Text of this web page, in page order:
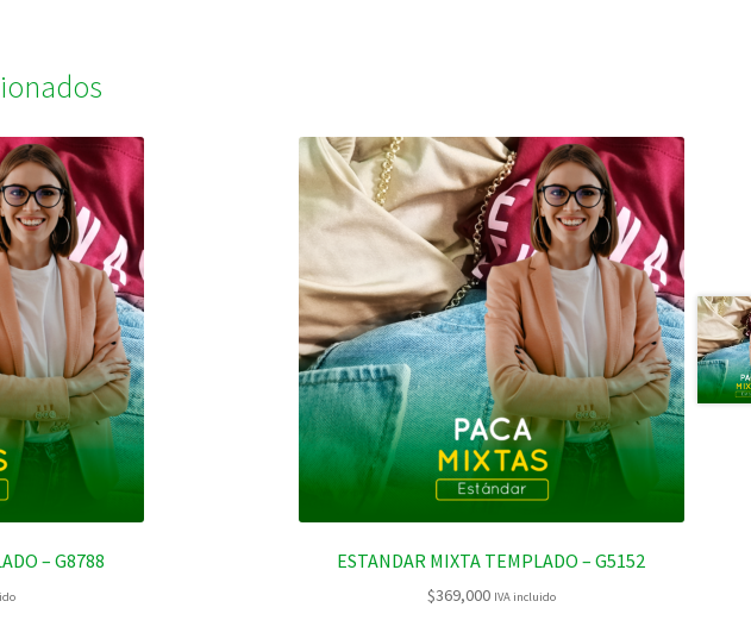
– G8788 ESTANDAR MIXTA TEMPLADO – G5152
$369,000 IVA incluido